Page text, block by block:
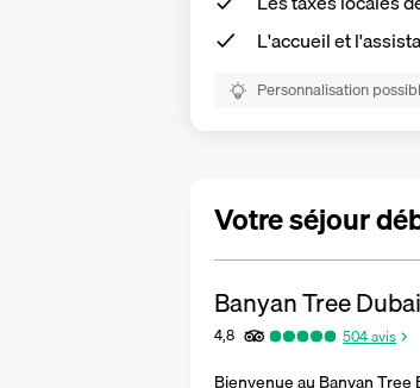
L'accueil et
Personnalisation
Votre séjour
Banyan Tree
4,8 504avis
Bienvenue au Banyan